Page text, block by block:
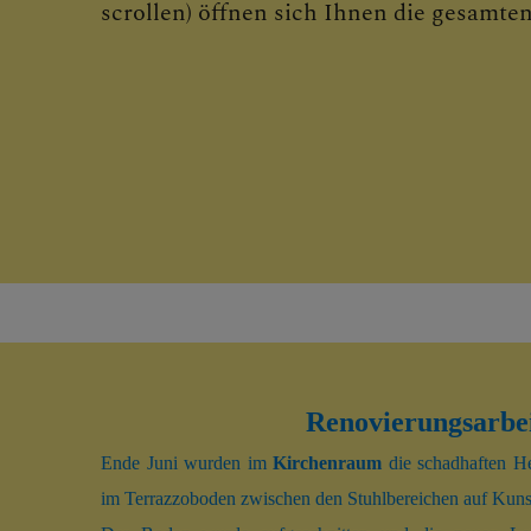
rechts im kleinen Button
scrollen) öffnen sich Ihnen die